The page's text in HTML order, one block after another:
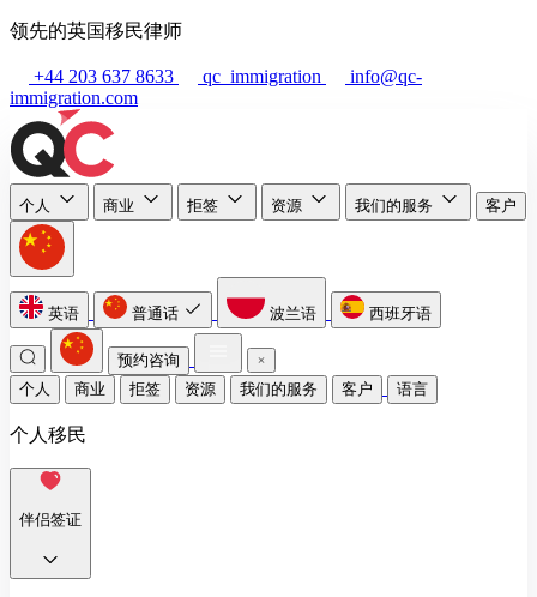
领先的英国移民律师
+44 203 637 8633 qc_immigration
info@qc-
immigration.com
个人 商业 拒签 资源 我们的服务 客户
英语 普通话 波兰语 西班牙语
预约咨询
个人
商业 拒签 资源 我们的服务 客户 语言
个人移民
伴侣签证